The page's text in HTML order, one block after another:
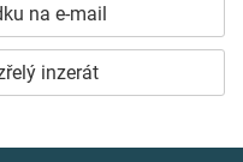
na e-mail
inzerát